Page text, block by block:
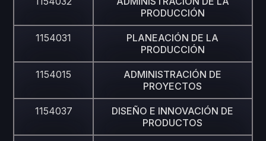
PRODUCCIÓN
1154031
PLANEACIÓN DE LA
PRODUCCIÓN
1154015
ADMINISTRACIÓN DE
PROYECTOS
1154037
DISEÑO E INNOVACIÓN DE
PRODUCTOS